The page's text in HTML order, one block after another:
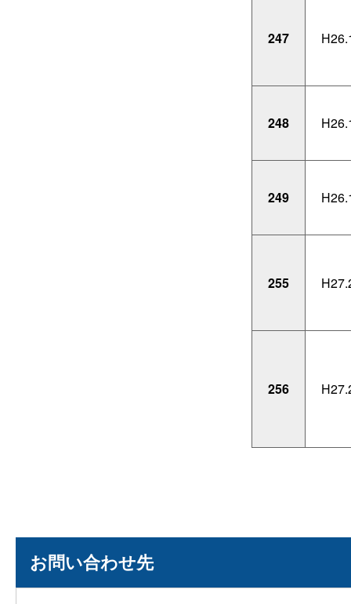
247
248
249
255
256
お問い合わせ先